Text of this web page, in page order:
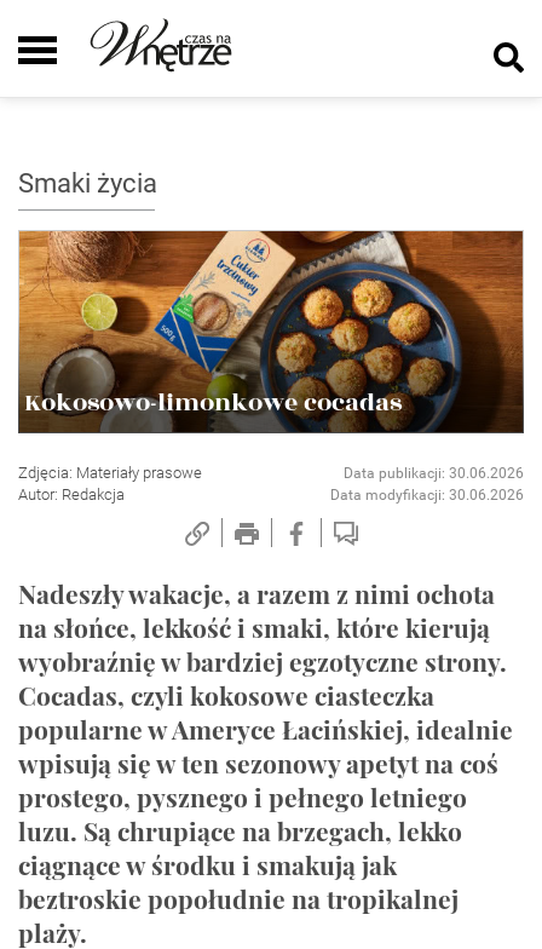
Smaki życia
Kokosowo-limonkowe cocadas
Zdjęcia: Materiały prasowe
Autor: Redakcja
Data publikacji: 30.06.2026
Data modyfikacji: 30.06.2026
Nadeszły wakacje, a razem z nimi ochota
na słońce, lekkość i smaki, które kierują
wyobraźnię w bardziej egzotyczne strony.
Cocadas, czyli kokosowe ciasteczka
popularne w Ameryce Łacińskiej, idealnie
wpisują się w ten sezonowy apetyt na coś
prostego, pysznego i pełnego letniego
luzu. Są chrupiące na brzegach, lekko
ciągnące w środku i smakują jak
beztroskie popołudnie na tropikalnej
plaży.